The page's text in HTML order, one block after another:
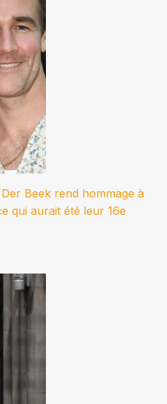
Beek rend hommage à
qui aurait été leur 16e